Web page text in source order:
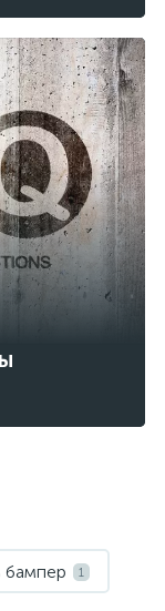
бампер 1